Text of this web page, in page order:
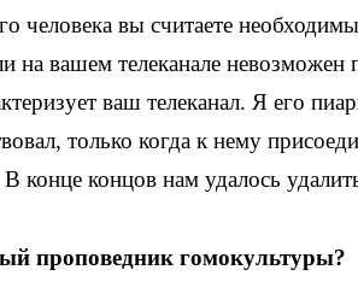
человека вы считаете
на вашем телеканале невозможен
ваш телеканал. Я его
только когда к нему
концов нам удалось
проповедник гомокультуры?